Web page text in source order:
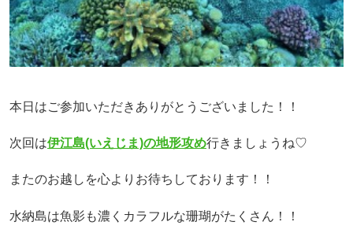
本日はご参加いただきありがとうございました！！
次回は伊江島(いえじま)の地形攻め行きましょうね♡
またのお越しを心よりお待ちしております！！
水納島は魚影も濃くカラフルな珊瑚がたくさん！！